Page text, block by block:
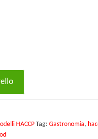
HACCP Tag: Gastronomia,